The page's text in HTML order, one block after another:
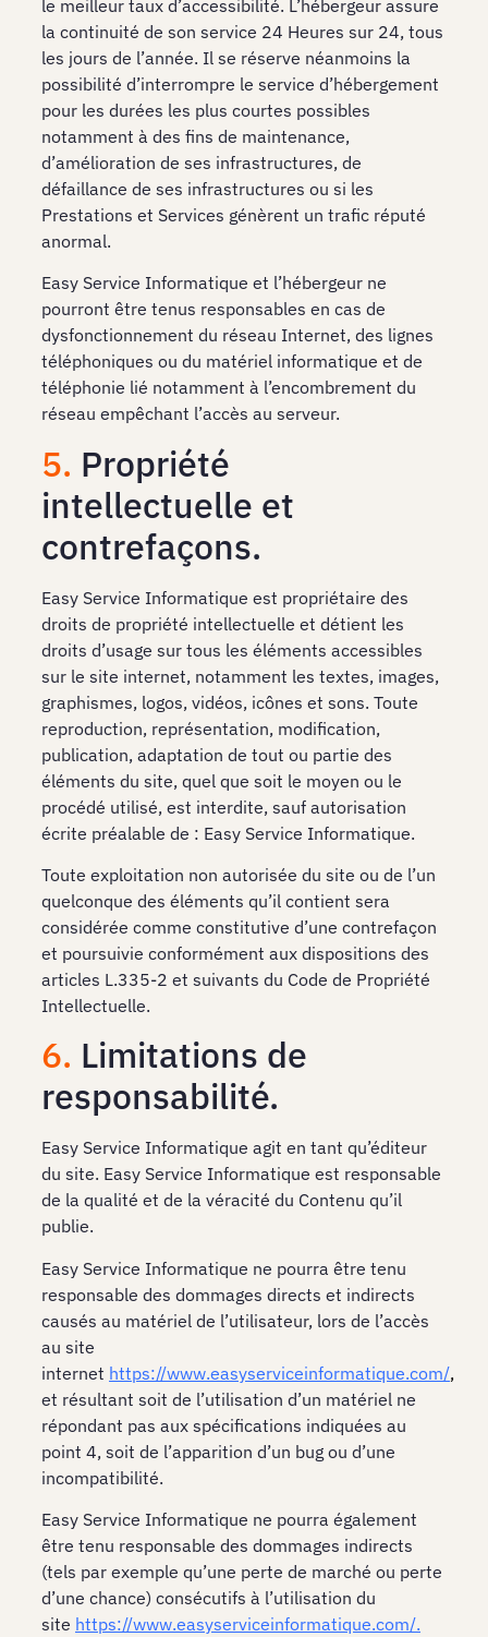
le meilleur taux d’accessibilité. L’hébergeur assure
la continuité de son service 24 Heures sur 24, tous
les jours de l’année. Il se réserve néanmoins la
possibilité d’interrompre le service d’hébergement
pour les durées les plus courtes possibles
notamment à des fins de maintenance,
d’amélioration de ses infrastructures, de
défaillance de ses infrastructures ou si les
Prestations et Services génèrent un trafic réputé
anormal.
Easy Service Informatique et l’hébergeur ne
pourront être tenus responsables en cas de
dysfonctionnement du réseau Internet, des lignes
téléphoniques ou du matériel informatique et de
téléphonie lié notamment à l’encombrement du
réseau empêchant l’accès au serveur.
5. Propriété
intellectuelle et
contrefaçons.
Easy Service Informatique est propriétaire des
droits de propriété intellectuelle et détient les
droits d’usage sur tous les éléments accessibles
sur le site internet, notamment les textes, images,
graphismes, logos, vidéos, icônes et sons. Toute
reproduction, représentation, modification,
publication, adaptation de tout ou partie des
éléments du site, quel que soit le moyen ou le
procédé utilisé, est interdite, sauf autorisation
écrite préalable de : Easy Service Informatique.
Toute exploitation non autorisée du site ou de l’un
quelconque des éléments qu’il contient sera
considérée comme constitutive d’une contrefaçon
et poursuivie conformément aux dispositions des
articles L.335-2 et suivants du Code de Propriété
Intellectuelle.
6. Limitations de
responsabilité.
Easy Service Informatique agit en tant qu’éditeur
du site. Easy Service Informatique est responsable
de la qualité et de la véracité du Contenu qu’il
publie.
Easy Service Informatique ne pourra être tenu
responsable des dommages directs et indirects
causés au matériel de l’utilisateur, lors de l’accès
au site
internet https://www.easyserviceinformatique.com/,
et résultant soit de l’utilisation d’un matériel ne
répondant pas aux spécifications indiquées au
point 4, soit de l’apparition d’un bug ou d’une
incompatibilité.
Easy Service Informatique ne pourra également
être tenu responsable des dommages indirects
(tels par exemple qu’une perte de marché ou perte
d’une chance) consécutifs à l’utilisation du
site https://www.easyserviceinformatique.com/.